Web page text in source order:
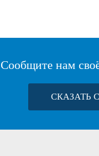
Сообщите нам
СКАЗАТЬ